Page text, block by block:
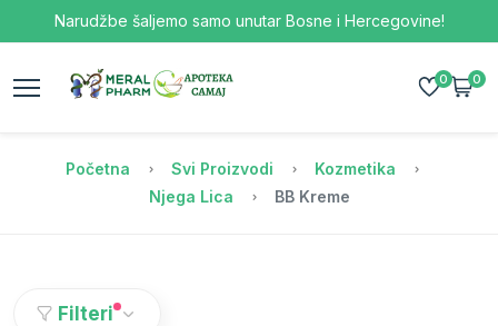
Narudžbe šaljemo samo unutar Bosne i Hercegovine!
0 0
Početna Svi Proizvodi
Kozmetika
Njega Lica
BB Kreme
Filteri